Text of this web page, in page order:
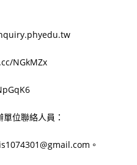
NGkMZx
位聯絡人員：
。